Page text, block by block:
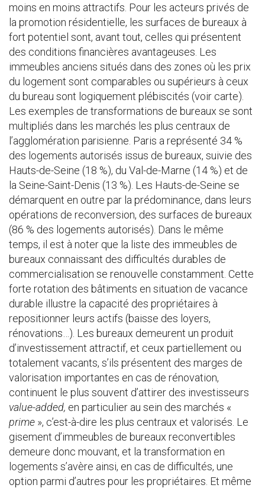
moins en moins attractifs. Pour les acteurs privés de
la promotion résidentielle, les surfaces de bureaux à
fort potentiel sont, avant tout, celles qui présentent
des conditions financières avantageuses. Les
immeubles anciens situés dans des zones où les prix
du logement sont comparables ou supérieurs à ceux
du bureau sont logiquement plébiscités (voir carte).
Les exemples de transformations de bureaux se sont
multipliés dans les marchés les plus centraux de
l’agglomération parisienne. Paris a représenté 34 %
des logements autorisés issus de bureaux, suivie des
Hauts-de-Seine (18 %), du Val-de-Marne (14 %) et de
la Seine-Saint-Denis (13 %). Les Hauts-de-Seine se
démarquent en outre par la prédominance, dans leurs
opérations de reconversion, des surfaces de bureaux
(86 % des logements autorisés). Dans le même
temps, il est à noter que la liste des immeubles de
bureaux connaissant des difficultés durables de
commercialisation se renouvelle constamment. Cette
forte rotation des bâtiments en situation de vacance
durable illustre la capacité des propriétaires à
repositionner leurs actifs (baisse des loyers,
rénovations…). Les bureaux demeurent un produit
d’investissement attractif, et ceux partiellement ou
totalement vacants, s’ils présentent des marges de
valorisation importantes en cas de rénovation,
continuent le plus souvent d’attirer des investisseurs
value-added, en particulier au sein des marchés «
prime », c’est-à-dire les plus centraux et valorisés. Le
gisement d’immeubles de bureaux reconvertibles
demeure donc mouvant, et la transformation en
logements s’avère ainsi, en cas de difficultés, une
option parmi d’autres pour les propriétaires. Et même